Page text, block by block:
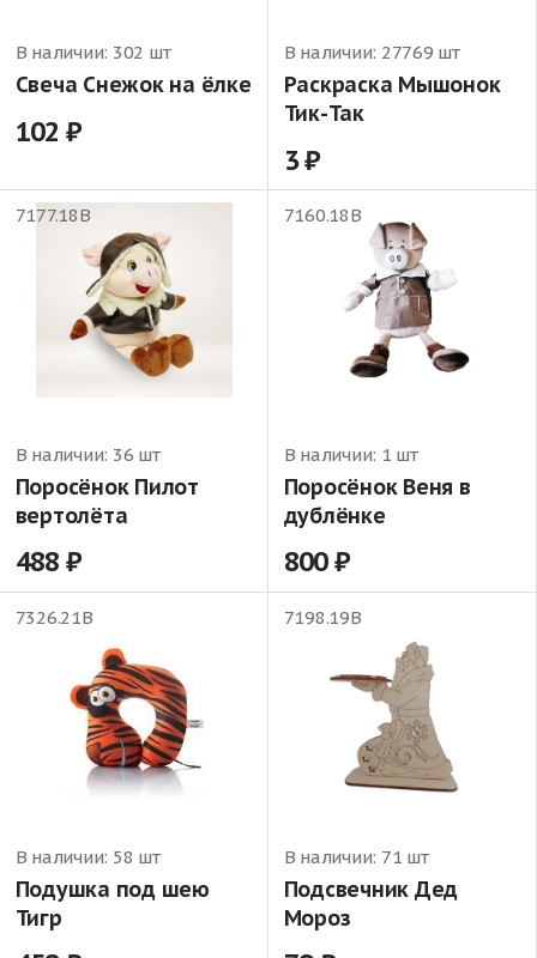
В наличии: 302 шт
Свеча Снежок на ёлке
102
В наличии: 27769 шт
Раскраска Мышонок
Тик-Так
3
7177.18В
В наличии: 36 шт
Поросёнок Пилот
вертолёта
488
7160.18В
В наличии: 1 шт
Поросёнок Веня в
дублёнке
800
7326.21В
В наличии: 58 шт
Подушка под шею
Тигр
7198.19В
В наличии: 71 шт
Подсвечник Дед
Мороз